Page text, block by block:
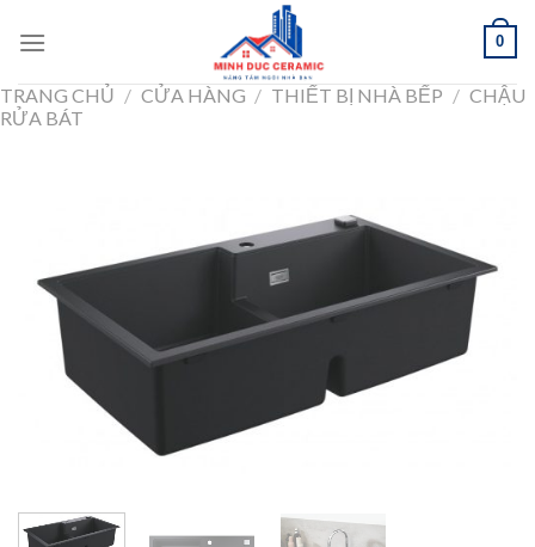
0
TRANG CHỦ / CỬA HÀNG / THIẾT BỊ NHÀ BẾP / CHẬU
RỬA BÁT